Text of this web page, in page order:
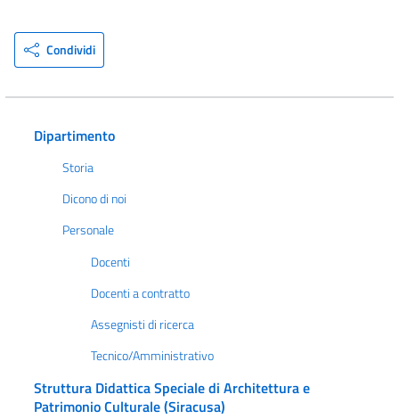
Condividi
Dipartimento
Storia
Dicono di noi
Personale
Docenti
Docenti a contratto
Assegnisti di ricerca
Tecnico/Amministrativo
Struttura Didattica Speciale di Architettura e
Patrimonio Culturale (Siracusa)